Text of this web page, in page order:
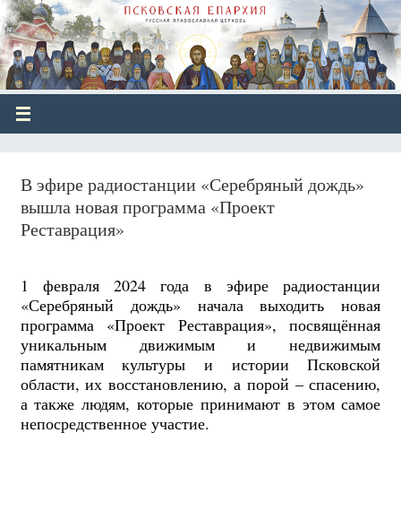
В эфире радиостанции «Серебряный дождь»
вышла новая программа «Проект
Реставрация»
1 февраля 2024 года в эфире радиостанции
«Серебряный дождь» начала выходить новая
программа «Проект Реставрация», посвящённая
уникальным движимым и недвижимым
памятникам культуры и истории Псковской
области, их восстановлению, а порой – спасению,
а также людям, которые принимают в этом самое
непосредственное участие.